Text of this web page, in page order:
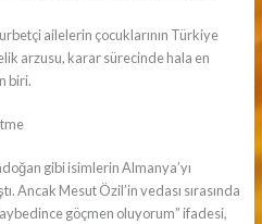
ailelerin çocuklarının Türkiye
arzusu, karar sürecinde hala en
biri.
gibi isimlerin Almanya’yı
Ancak Mesut Özil’in vedası sırasında
göçmen oluyorum” ifadesi,